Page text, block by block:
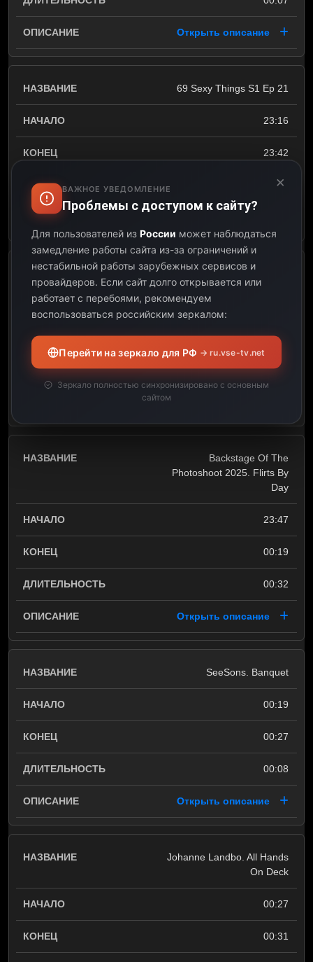
Открыть описание
69 Sexy Things S1 Ep 21
23:16
23:42
00:26
Hailey Afton. Call On Me
23:47
00:05
Backstage Of The
Photoshoot 2025. Flirts By
Day
23:47
00:19
00:32
Открыть описание
SeeSons. Banquet
00:19
00:27
00:08
Открыть описание
Johanne Landbo. All Hands
On Deck
00:27
00:31
×
ВАЖНОЕ УВЕДОМЛЕНИЕ
Проблемы с доступом к сайту?
Для пользователей из России может наблюдаться
замедление работы сайта из-за ограничений и
нестабильной работы зарубежных сервисов и
провайдеров. Если сайт долго открывается или
работает с перебоями, рекомендуем
воспользоваться российским зеркалом:
Перейти на зеркало для РФ → ru.vse-tv.net
Зеркало полностью синхронизировано с основным
сайтом